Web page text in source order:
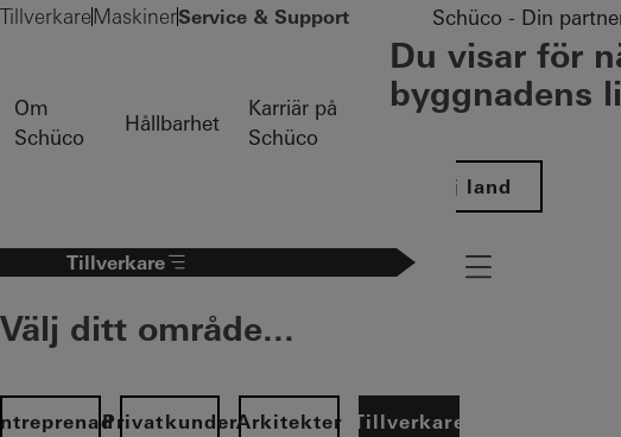
Om
Schüco
Hållbarhet
Karriär på
Schüco
Schüco - Din
Du visar för
byggnadens
Välj land
Tillverkare
Välj ditt område...
PrivatkunderArkitekter Tillverkare
Navigation öffnen
Tillverkare MaskinerService & Support